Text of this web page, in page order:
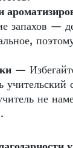
запахов —
—
не